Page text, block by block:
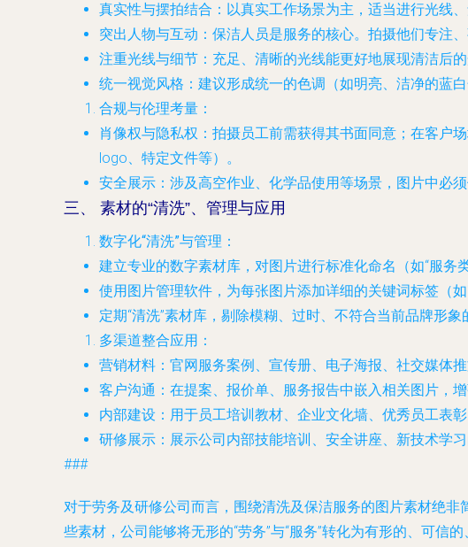
真实性与摆拍结合 ：以真实工作场景为主，适当进行光线
突出人物与互动 ：保洁人员是服务的核心。拍摄他们专注
注重光线与细节 ：充足、清晰的光线能更好地展现清洁后
统一视觉风格 ：建议形成统一的色调（如明亮、洁净的蓝
合规与伦理考量 ：
肖像权与隐私权 ：拍摄员工前需获得其书面同意；在客户
logo、特定文件等）。
安全展示 ：涉及高空作业、化学品使用等场景，图片中必
三、 素材的“清洗”、管理与应用
数字化“清洗”与管理 ：
建立专业的数字素材库，对图片进行标准化命名（如“服务
使用图片管理软件，为每张图片添加详细的关键词标签（如
定期“清洗”素材库，剔除模糊、过时、不符合当前品牌形象
多渠道整合应用 ：
营销材料 ：官网服务案例、宣传册、电子海报、社交媒体
客户沟通 ：在提案、报价单、服务报告中嵌入相关图片，增
内部建设 ：用于员工培训教材、企业文化墙、优秀员工表
研修展示 ：展示公司内部技能培训、安全讲座、新技术学
###
对于劳务及研修公司而言，围绕清洗及保洁服务的图片素材绝
些素材，公司能够将无形的“劳务”与“服务”转化为有形的、可